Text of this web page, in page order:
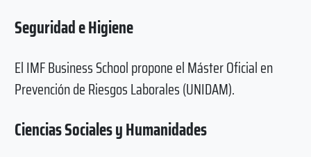
Seguridad e Higiene
El IMF Business School propone el Máster Oficial en
Prevención de Riesgos Laborales (UNIDAM).
Ciencias Sociales y Humanidades